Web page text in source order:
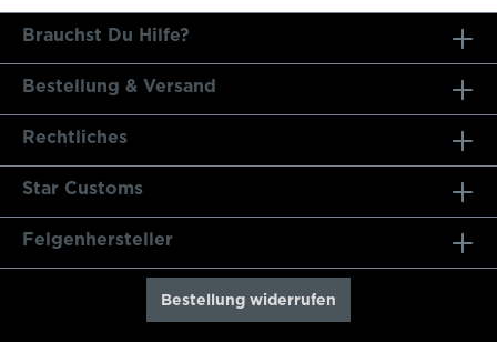
Brauchst Du Hilfe?
Bestellung & Versand
Rechtliches
Star Customs
Felgenhersteller
Bestellung widerrufen